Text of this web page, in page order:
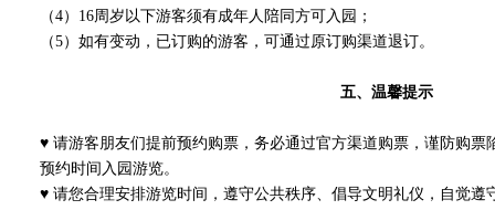
（4）16周岁以下游客须有成年人陪同方可入园；
（5）如有变动，已订购的游客，可通过原订购渠道退订。
五、温馨提示
♥ 请游客朋友们提前预约购票，务必通过官方渠道购票，谨防购票
预约时间入园游览。
♥ 请您合理安排游览时间，遵守公共秩序、倡导文明礼仪，自觉遵